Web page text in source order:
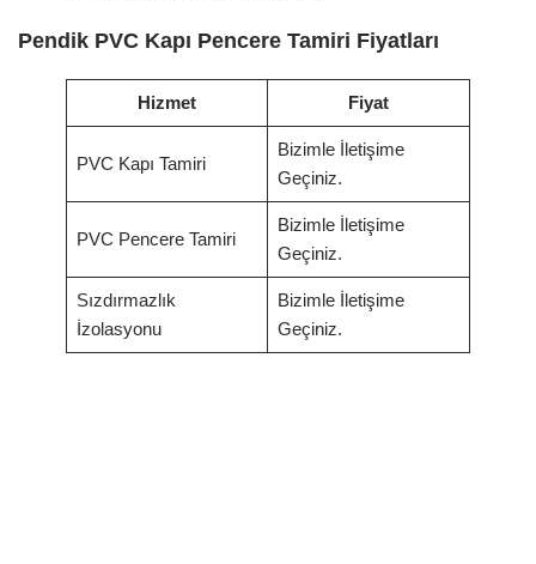
Pendik PVC Kapı Pencere Tamiri Fiyatları
Hizmet Fiyat
PVC Kapı Tamiri
Bizimle İletişime
Geçiniz.
PVC Pencere Tamiri
Bizimle İletişime
Geçiniz.
Sızdırmazlık
İzolasyonu
Bizimle İletişime
Geçiniz.